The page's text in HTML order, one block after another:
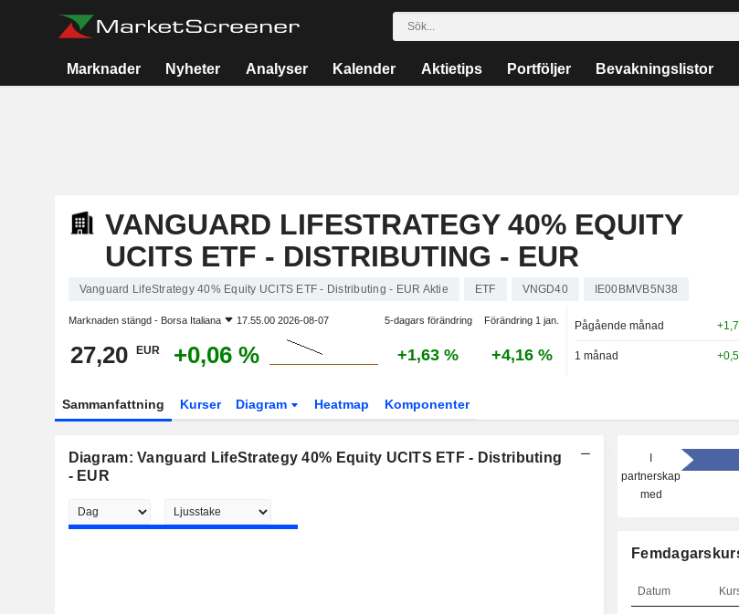
Marknader Nyheter Analyser Kalender Aktietips Portföljer Bevakningslistor
VANGUARD LIFESTRATEGY 40% EQUITY
UCITS ETF - DISTRIBUTING - EUR
Vanguard LifeStrategy 40% Equity UCITS ETF - Distributing - EUR Aktie ETF VNGD40 IE00BMVB5N38
Marknaden stängd - Borsa Italiana 17.55.00 2026-08-07 5-dagars förändring Förändring 1 jan.
27,20 EUR +0,06 % +1,63 % +4,16 %
Pågående månad
1 månad
Sammanfattning Kurser Diagram Heatmap Komponenter
Diagram: Vanguard LifeStrategy 40% Equity UCITS ETF - Distributing
- EUR
partnerskap
med
Datum